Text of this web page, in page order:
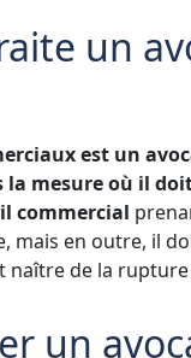
un
est un
la mesure où il
commercial
mais en outre, il
naître de la
un